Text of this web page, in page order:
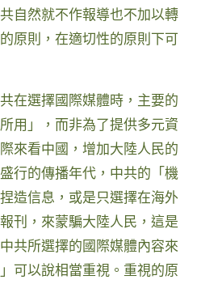
自然就不作報導也不加以轉
原則，在適切性的原則下可
在選擇國際媒體時，主要的
用」，而非為了提供多元資
來看中國，增加大陸人民的
行的傳播年代，中共的「機
造信息，或是只選擇在海外
刊，來蒙騙大陸人民，這是
共所選擇的國際媒體內容來
可以說相當重視。重視的原